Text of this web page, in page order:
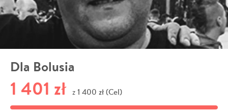
Dla Bolusia
1 401 zł z 1 400 zł (Cel)